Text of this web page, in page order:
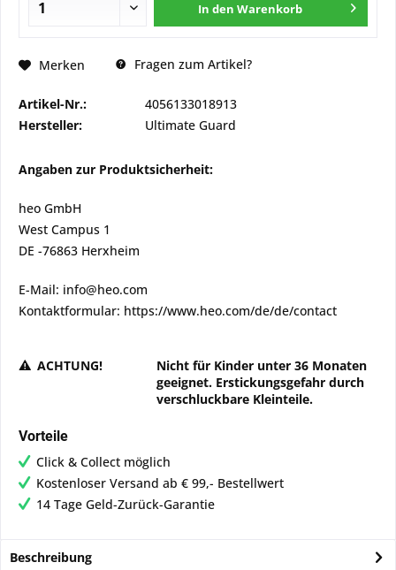
In den Warenkorb
Merken Fragen zum Artikel?
Artikel-Nr.:
4056133018913
Hersteller:
Ultimate Guard
Angaben zur Produktsicherheit:
heo GmbH
West Campus 1
DE -76863 Herxheim
E-Mail: info@heo.com
Kontaktformular: https://www.heo.com/de/de/contact
ACHTUNG!
Nicht für Kinder unter 36 Monaten
geeignet. Erstickungsgefahr durch
verschluckbare Kleinteile.
Vorteile
Click & Collect möglich
Kostenloser Versand ab € 99,- Bestellwert
14 Tage Geld-Zurück-Garantie
Beschreibung